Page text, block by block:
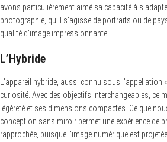
avons particulièrement aimé sa capacité à
photographie, qu’il s’agisse de portraits ou de
qualité d’image impressionnante.
L’Hybride
L’appareil hybride, aussi connu sous
curiosité. Avec des objectifs interchangeables, ce
légèreté et ses dimensions compactes. Ce que
conception sans miroir permet une expérience de
rapprochée, puisque l’image numérique est